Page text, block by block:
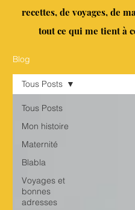
recettes, de voyages, de
tout ce qui me tient à
Blog
Tous Posts
Mon histoire
Maternité
Blabla
Voyages et
bonnes
adresses
Tous Posts